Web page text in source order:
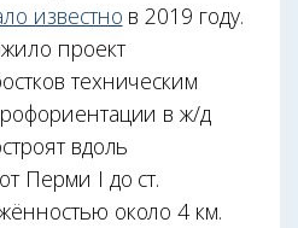
известно в 2019 году.
проект
техническим
в ж/д
вдоль
Перми I до ст.
около 4 км.